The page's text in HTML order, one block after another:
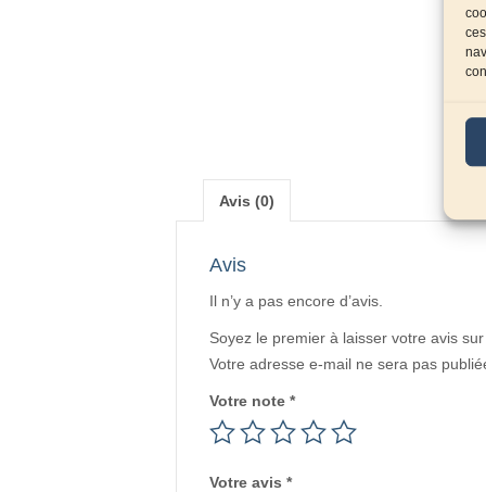
Avis (0)
Avis
Il n’y a pas encore d’avis.
Soyez le premier à laisser votre avis
Votre adresse e-mail ne sera pas
Votre note *
Votre avis *